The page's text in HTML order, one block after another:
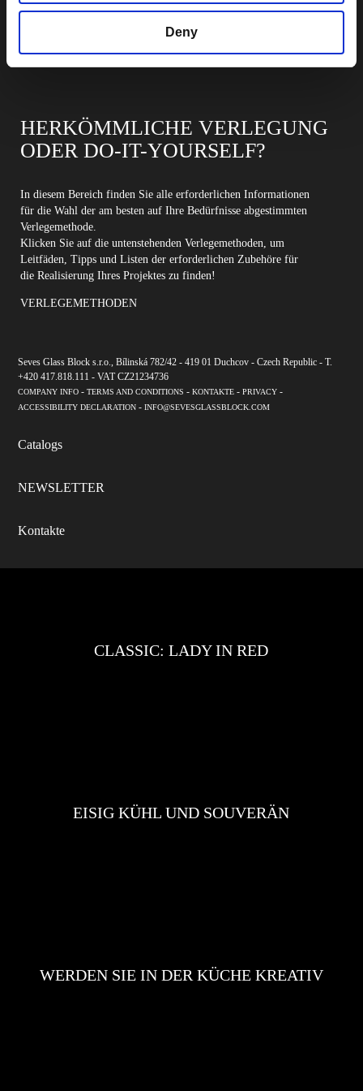
Deny
HERKÖMMLICHE VERLEGUNG
ODER DO-IT-YOURSELF?
In diesem Bereich finden Sie alle erforderlichen Informationen
für die Wahl der am besten auf Ihre Bedürfnisse abgestimmten
Verlegemethode.
Klicken Sie auf die untenstehenden Verlegemethoden, um
Leitfäden, Tipps und Listen der erforderlichen Zubehöre für
die Realisierung Ihres Projektes zu finden!
VERLEGEMETHODEN
Seves Glass Block s.r.o., Bílinská 782/42 - 419 01 Duchcov - Czech Republic - T.
+420 417.818.111 - VAT CZ21234736
COMPANY INFO -TERMS AND CONDITIONS -KONTAKTE -PRIVACY -
ACCESSIBILITY DECLARATION -INFO@SEVESGLASSBLOCK.COM
Catalogs
NEWSLETTER
Kontakte
CLASSIC: LADY IN RED
EISIG KÜHL UND SOUVERÄN
WERDEN SIE IN DER KÜCHE KREATIV